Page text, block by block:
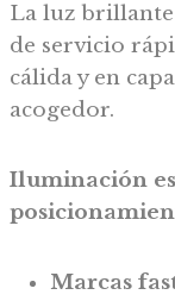
La luz
de servicio
cálida y en
acogedor.
Iluminación
Marcas